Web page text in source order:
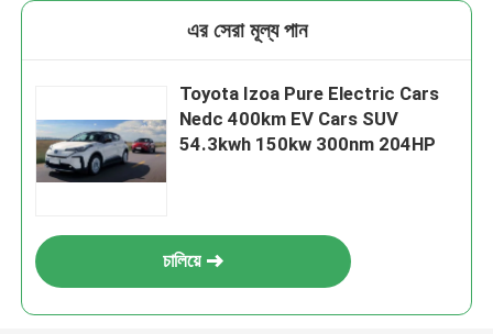
এর সেরা মূল্য পান
Toyota Izoa Pure Electric Cars
Nedc 400km EV Cars SUV
54.3kwh 150kw 300nm 204HP
চালিয়ে